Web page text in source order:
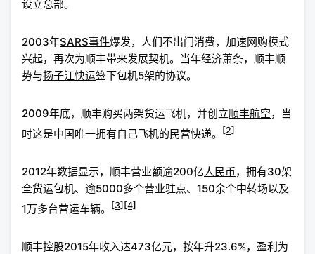
设立总部。
2003年SARS事件爆发，人们不出门消费，加速网购模式
兴起，再次为顺丰带来发展契机。当年经济萧条，顺丰顺
势与扬子江快运签下包机5架的协议。
2009年底，顺丰购买两架货运飞机，并创立顺丰航空，当
时这是中国唯一拥有自己飞机的民营快递。
[2]
2012年数据显示，顺丰营业额逾200亿人民币，拥有30架
全货运包机、逾5000多个营业驻点、150余个中转场以及
1万多台营运车辆。
[3] [4]
顺丰控股2015年收入达473亿元，按年升23.6%，盈利为